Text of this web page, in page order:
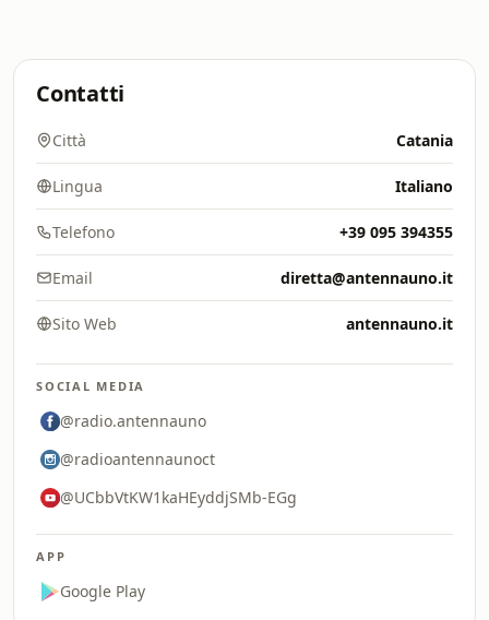
Contatti
Città Catania
Lingua Italiano
Telefono +39 095 394355
Email diretta@antennauno.it
Sito Web antennauno.it
SOCIAL MEDIA
@radio.antennauno
@radioantennaunoct
@UCbbVtKW1kaHEyddjSMb-EGg
APP
Google Play